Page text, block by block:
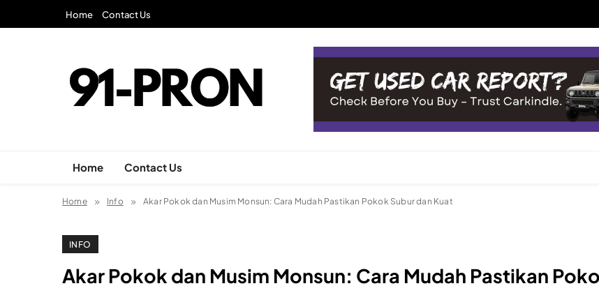
Home Contact Us
Home Contact Us
Home Info Akar Pokok dan Musim Monsun: Cara Mudah Pastikan Pokok Subur dan Kuat
INFO
Akar Pokok dan Musim Monsun: Cara Mudah Pastikan